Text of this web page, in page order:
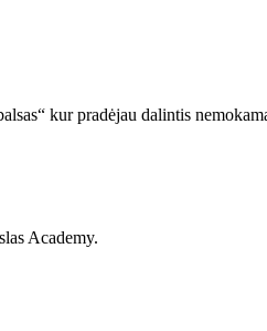
kur pradėjau dalintis
Academy.